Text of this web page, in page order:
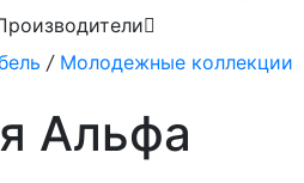
/ Молодежные коллекции
Альфа